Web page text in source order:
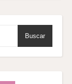
Buscar